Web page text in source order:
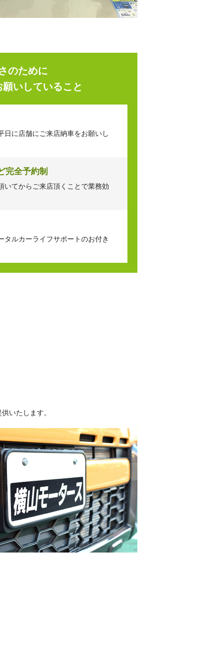
のために
いしていること
日に店舗にご来店納車をお願いし
完全予約制
いてからご来店頂くことで業務効
タルカーライフサポートのお付き
いたします。